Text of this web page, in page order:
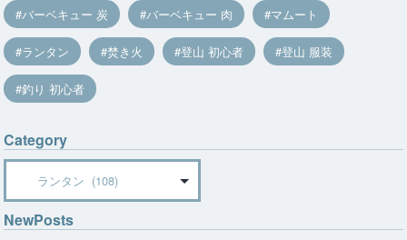
バーベキュー 炭 バーベキュー 肉 マムート
ランタン 焚き火 登山 初心者 登山 服装
釣り 初心者
Category
NewPosts